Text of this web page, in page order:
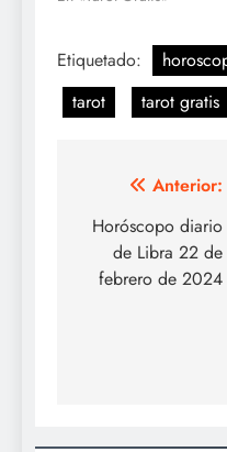
Etiquetado:
tarot
tarot gratis
Navegación
de
entradas
Anterior:
Horóscopo diario
de Libra 22 de
febrero de 2024